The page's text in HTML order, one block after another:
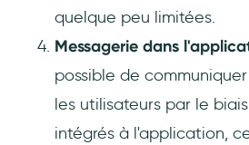
quelque peu limitées.
Messagerie dans
possible de
les utilisateurs par le
intégrés à l'application,